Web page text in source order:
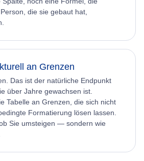
die sie gebaut hat,
an Grenzen
Das ist der natürliche Endpunkt
über Jahre gewachsen ist.
Tabelle an Grenzen, die sich nicht
Formatierung lösen lassen.
Sie umsteigen — sondern wie